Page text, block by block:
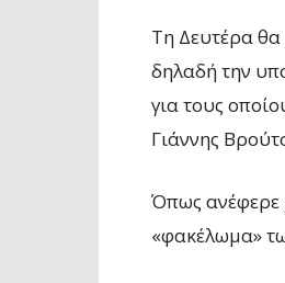
Τη Δευτέρα θα
δηλαδή την
για τους
Γιάννης
Όπως ανέφερε
«φακέλωμα»